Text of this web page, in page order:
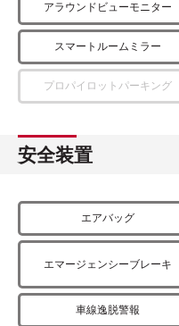
アラウンドビューモニター
スマートルームミラー
プロパイロットパーキング
安全装置
エアバッグ
エマージェンシーブレーキ
車線逸脱警報